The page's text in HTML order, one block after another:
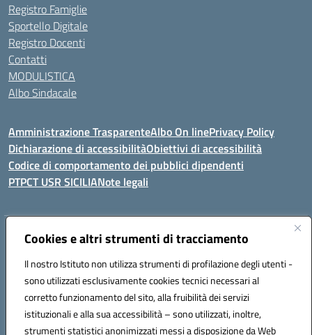
Cookies e altri strumenti di tracciamento
Il nostro Istituto non utilizza strumenti di profilazione degli utenti -
sono utilizzati esclusivamente cookies tecnici necessari al
corretto funzionamento del sito, alla fruibilità dei servizi
istituzionali e alla sua accessibilità – sono utilizzati, inoltre,
strumenti statistici anonimizzati messi a disposizione da Web
Registro Famiglie
Sportello Digitale
Registro Docenti
Contatti
MODULISTICA
Albo Sindacale
Amministrazione TrasparenteAlbo On linePrivacy Policy
Dichiarazione di accessibilitàObiettivi di accessibilità
Codice di comportamento dei pubblici dipendenti
PTPCT USR SICILIANote legali
Indirizzo:Via Enrico Fermi, 4 - Cefalù
Posta elettronica certificata (PEC):PAIC8AJ008@pec.istruzione.it
Codice fiscale: 82000590826
Codice meccanografico: PAIC8AJ008